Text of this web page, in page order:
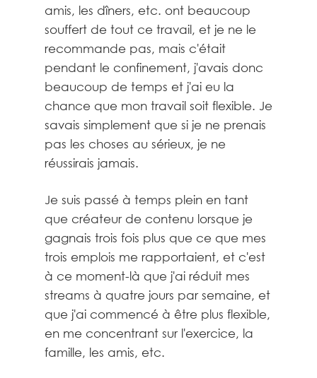
amis, les dîners, etc. ont beaucoup
souffert de tout ce travail, et je ne le
recommande pas, mais c'était
pendant le confinement, j'avais donc
beaucoup de temps et j'ai eu la
chance que mon travail soit flexible. Je
savais simplement que si je ne prenais
pas les choses au sérieux, je ne
réussirais jamais.
Je suis passé à temps plein en tant
que créateur de contenu lorsque je
gagnais trois fois plus que ce que mes
trois emplois me rapportaient, et c'est
à ce moment-là que j'ai réduit mes
streams à quatre jours par semaine, et
que j'ai commencé à être plus flexible,
en me concentrant sur l'exercice, la
famille, les amis, etc.